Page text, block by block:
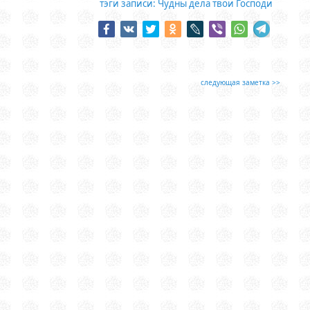
тэги записи: Чудны дела твои Господи
следующая заметка >>